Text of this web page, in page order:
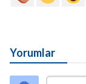
Yorumlar